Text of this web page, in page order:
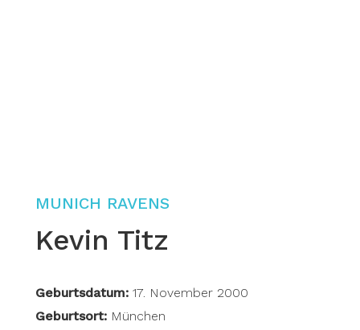
MUNICH RAVENS
Kevin Titz
Geburtsdatum:17. November 2000
Geburtsort: München